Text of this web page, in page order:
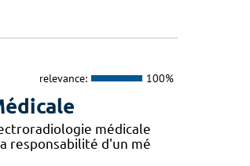
relevance: 100%
médicale
responsabilité d'un mé